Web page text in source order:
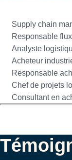
Supply chain
Responsable
Analyste
Acheteur
Responsable
Chef de projets
Consultant en